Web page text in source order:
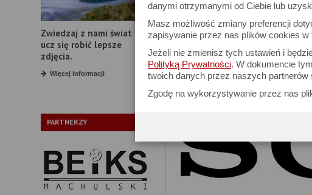
danymi otrzymanymi od Ciebie lub
Masz możliwość zmiany preferencji
zapisywanie przez nas plików cookies
Jeżeli nie zmienisz tych ustawień i
Polityką Prywatności. W dokumencie
twoich danych przez naszych
Zgodę na wykorzystywanie przez nas
Zwiedzaj z nami świat i
ucz się robić lepsze
zdjęcia.
Więcej informacji
PARTNERZY